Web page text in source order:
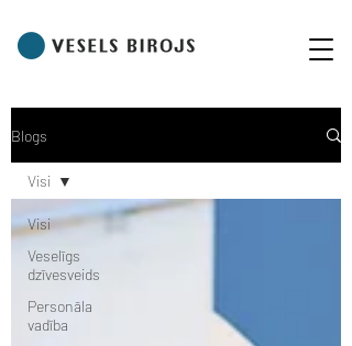
Blogs
Visi
Veselīgs
dzīvesveids
Personāla
vadība
Visi